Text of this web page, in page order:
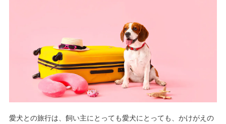
愛犬との旅行は、飼い主にとっても愛犬にとっても、かけがえの